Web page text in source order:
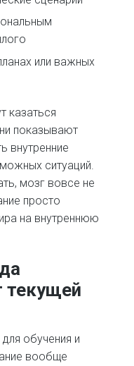
или важных
казаться
показывают
внутренние
ситуаций.
мозг вовсе не
просто
на внутреннюю
текущей
обучения и
вообще